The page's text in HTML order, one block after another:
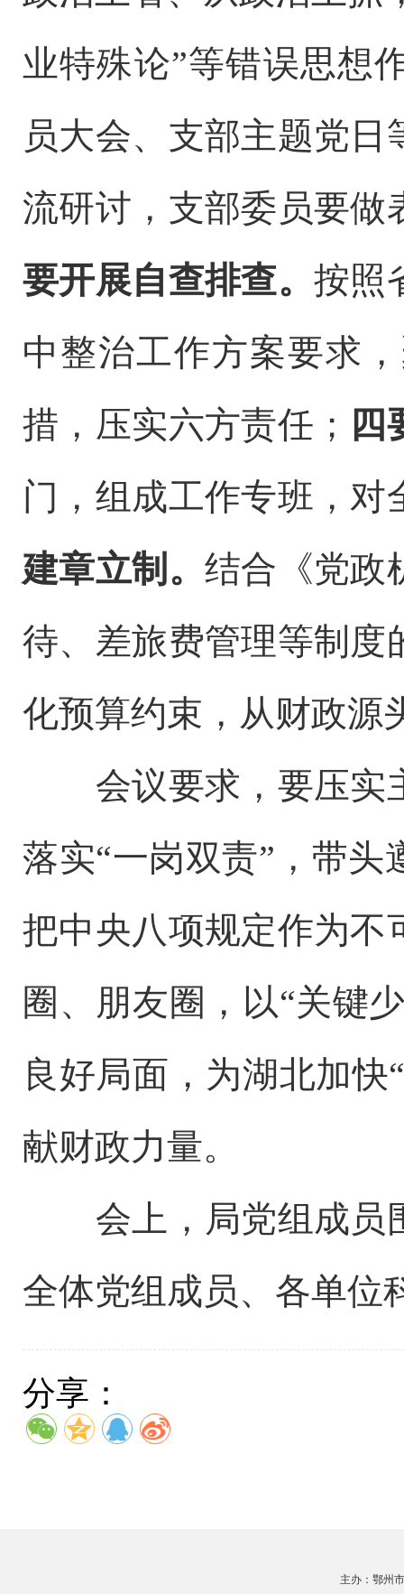
业特殊论”等错误思想
员大会、支部主题党
流研讨，支部委员要做
要开展自查排查。按照
中整治工作方案要求
措，压实六方责任； 四
门，组成工作专班，
建章立制。 结合《党政
待、差旅费管理等制度
化预算约束，从财政源
会议要求， 要压实
落实“一岗双责” ，带
把中央八项规定作为不
圈、朋友圈，以“关键
良好局面，为湖北加快
献财政力量。
会上， 局党组成员
全体党组成员、各单位
分享：
主办：鄂州